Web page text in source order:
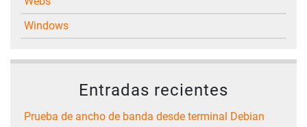
Windows
Entradas recientes
Prueba de ancho de banda desde terminal Debian